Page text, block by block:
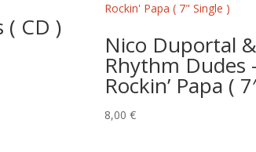
( CD )
Nico Duportal
Rhythm Dudes
Rockin’ Papa (
8,00€